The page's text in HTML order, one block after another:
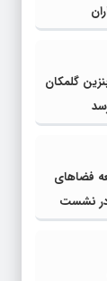
گلمکان
فضاهای
در نشست
مجلس با
رضوی